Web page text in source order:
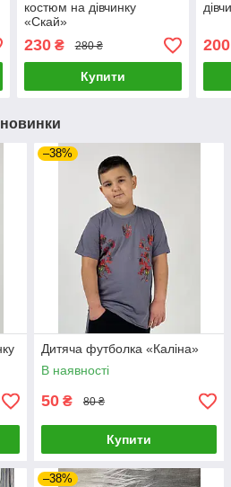
костюм на дівчинку
«Скай»
230₴ 280 ₴
Купити
200
новинки
–38%
Дитяча футболка «Каліна»
В наявності
50 ₴ 80 ₴
Купити
–38%